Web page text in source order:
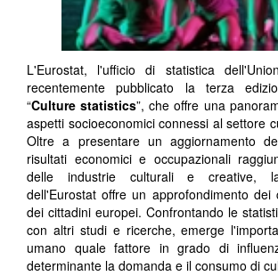
L'Eurostat, l'ufficio di statistica
recentemente pubblicato la terza
“Culture statistics”, che offre una
aspetti socioeconomici connessi al settore
Oltre a presentare un aggiornamento
risultati economici e occupazionali
delle industrie culturali e creative,
dell'Eurostat offre un approfondimento dei
dei cittadini europei. Confrontando le
con altri studi e ricerche, emerge
umano quale fattore in grado di
determinante la domanda e il consumo di